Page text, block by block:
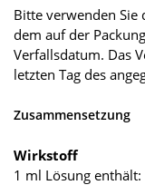
Bitte verwenden
dem auf der
Verfallsdatum. Das
letzten Tag des
Zusammensetzung
Wirkstoff
1 ml Lösung